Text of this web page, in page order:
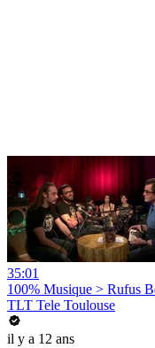
35:01
100% Musique > Rufus
TLT Tele Toulouse
il y a 12 ans